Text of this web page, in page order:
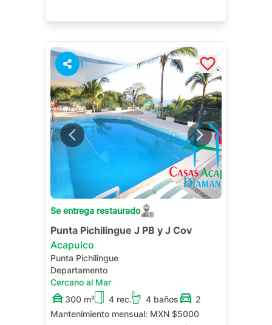
1
Se entrega restaurado
Punta Pichilingue J PB y J Cov
Acapulco
Punta Pichilingue
Departamento
Cercano al Mar
300 m²
4 rec. 4 baños
2
Mantenimiento mensual: MXN $5000